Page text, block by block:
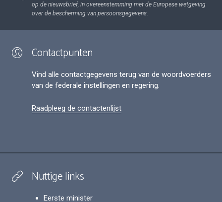
op de nieuwsbrief, in overeenstemming met de Europese wetgeving
over de bescherming van persoonsgegevens.
Contactpunten
Vind alle contactgegevens terug van de woordvoerders
van de federale instellingen en regering.
Raadpleeg de contactenlijst
Nuttige links
Eerste minister